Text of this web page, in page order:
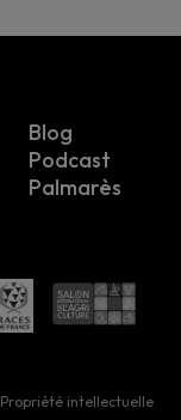
Blog
Podcast
Palmarès
Propriété intellectuelle